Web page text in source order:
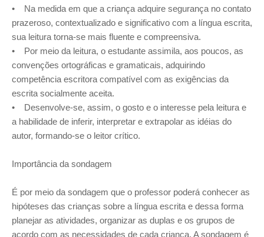
• Na medida em que a criança adquire segurança no contato
prazeroso, contextualizado e significativo com a língua escrita,
sua leitura torna-se mais fluente e compreensiva.
• Por meio da leitura, o estudante assimila, aos poucos, as
convenções ortográficas e gramaticais, adquirindo
competência escritora compatível com as exigências da
escrita socialmente aceita.
• Desenvolve-se, assim, o gosto e o interesse pela leitura e
a habilidade de inferir, interpretar e extrapolar as idéias do
autor, formando-se o leitor crítico.
Importância da sondagem
É por meio da sondagem que o professor poderá conhecer as
hipóteses das crianças sobre a língua escrita e dessa forma
planejar as atividades, organizar as duplas e os grupos de
acordo com as necessidades de cada criança. A sondagem é